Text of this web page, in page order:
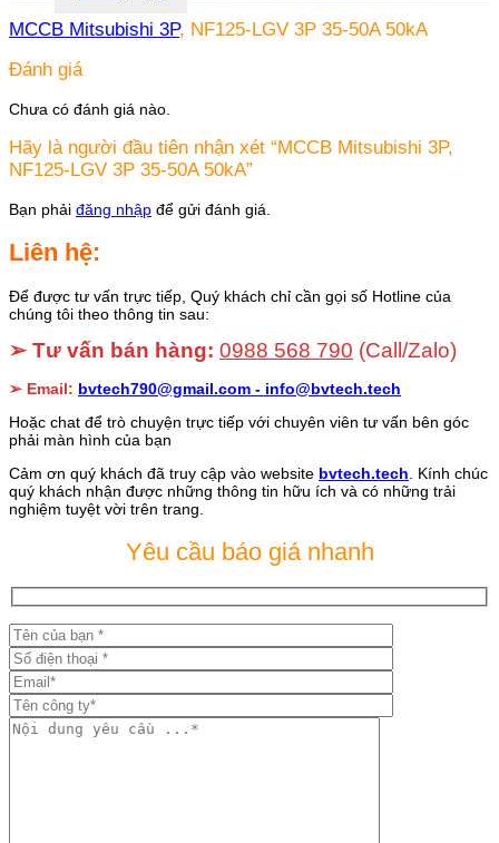
MCCB Mitsubishi 3P, NF125-LGV 3P 35-50A 50kA
Đánh giá
Chưa có đánh giá nào.
Hãy là người đầu tiên nhận xét “MCCB Mitsubishi 3P,
NF125-LGV 3P 35-50A 50kA”
Bạn phải đăng nhập để gửi đánh giá.
Liên hệ:
Để được tư vấn trực tiếp, Quý khách chỉ cần gọi số Hotline của
chúng tôi theo thông tin sau:
➢ Tư vấn bán hàng: 0988 568 790 (Call/Zalo)
➢ Email: bvtech790@gmail.com - info@bvtech.tech
Hoặc chat để trò chuyện trực tiếp với chuyên viên tư vấn bên góc
phải màn hình của bạn
Cảm ơn quý khách đã truy cập vào website bvtech.tech. Kính chúc
quý khách nhận được những thông tin hữu ích và có những trải
nghiệm tuyệt vời trên trang.
Yêu cầu báo giá nhanh